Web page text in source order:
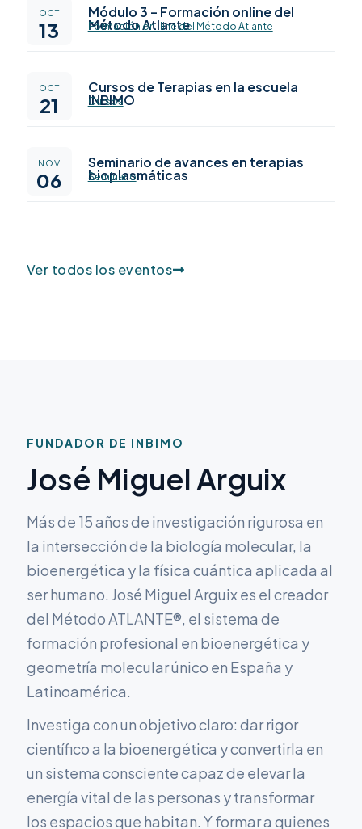
OCT
13
Módulo 3 – Formación online del
Método Atlante
Formación on-line del Método Atlante
OCT
21
Cursos de Terapias en la escuela
INBIMO
Cursos
NOV
06
Seminario de avances en terapias
bioplasmáticas
Seminario
Ver todos los eventos
FUNDADOR DE INBIMO
José Miguel Arguix
Más de 15 años de investigación rigurosa en
la intersección de la biología molecular, la
bioenergética y la física cuántica aplicada al
ser humano. José Miguel Arguix es el creador
del Método ATLANTE®, el sistema de
formación profesional en bioenergética y
geometría molecular único en España y
Latinoamérica.
Investiga con un objetivo claro: dar rigor
científico a la bioenergética y convertirla en
un sistema consciente capaz de elevar la
energía vital de las personas y transformar
los espacios que habitan. Y formar a quienes